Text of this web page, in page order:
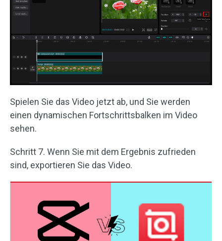
Spielen Sie das Video jetzt ab, und Sie werden
einen dynamischen Fortschrittsbalken im Video
sehen.
Schritt 7. Wenn Sie mit dem Ergebnis zufrieden
sind, exportieren Sie das Video.